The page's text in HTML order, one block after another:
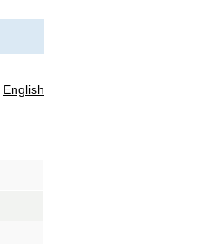
English